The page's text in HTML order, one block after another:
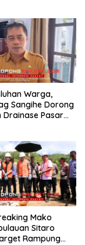
Warga,
Sangihe Dorong
Drainase Pasar
Mako
Sitaro
Rampung